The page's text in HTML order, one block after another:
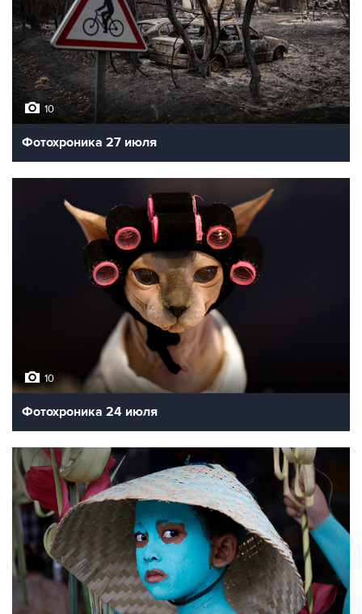
10
Фотохроника 27 июля
10
Фотохроника 24 июля